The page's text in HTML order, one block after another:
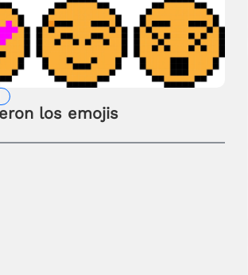
los emojis